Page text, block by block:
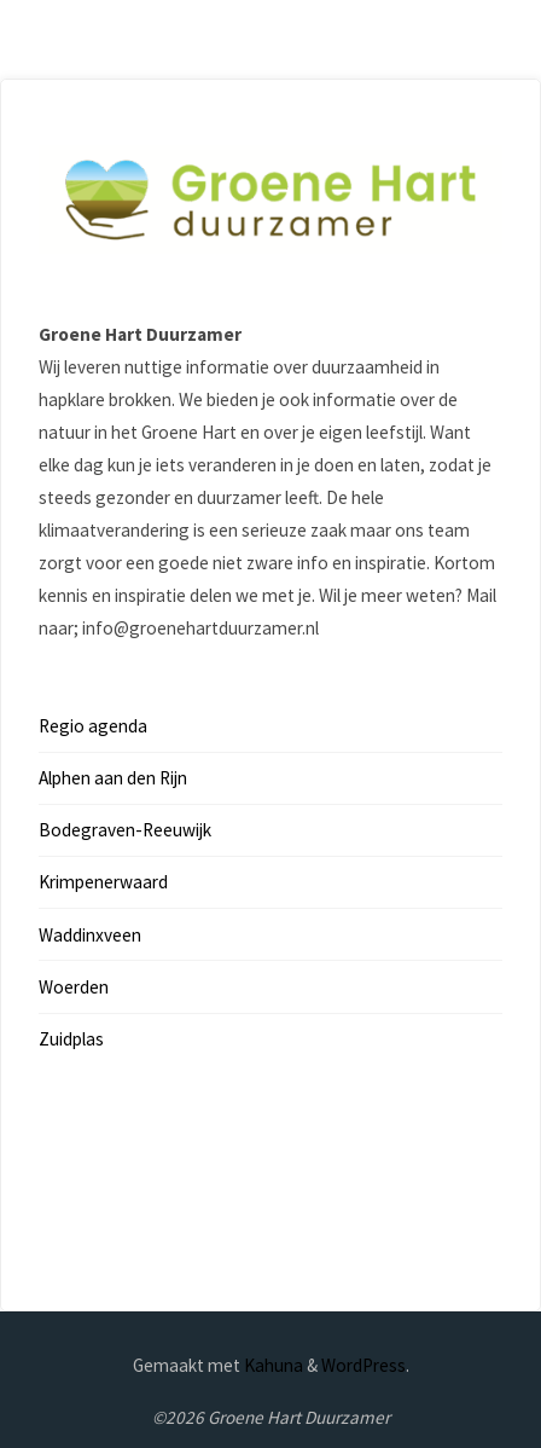
Groene Hart Duurzamer
Wij leveren nuttige informatie over duurzaamheid in
hapklare brokken. We bieden je ook informatie over de
natuur in het Groene Hart en over je eigen leefstijl. Want
elke dag kun je iets veranderen in je doen en laten, zodat je
steeds gezonder en duurzamer leeft. De hele
klimaatverandering is een serieuze zaak maar ons team
zorgt voor een goede niet zware info en inspiratie. Kortom
kennis en inspiratie delen we met je. Wil je meer weten? Mail
naar; info@groenehartduurzamer.nl
Regio agenda
Alphen aan den Rijn
Bodegraven-Reeuwijk
Krimpenerwaard
Waddinxveen
Woerden
Zuidplas
Gemaakt met Kahuna &WordPress.
©2026 Groene Hart Duurzamer